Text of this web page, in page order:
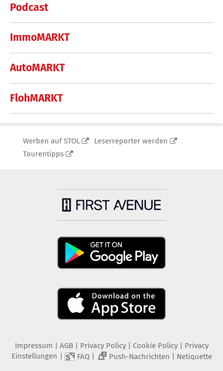
Podcast
ImmoMARKT
AutoMARKT
FlohMARKT
Werben auf STOL
Leserreporter werden
Tourentipps
Impressum AGB Privacy Policy| Cookie Policy| Privacy
Einstellungen
FAQ| 2 Push-Nachrichten Netiquette